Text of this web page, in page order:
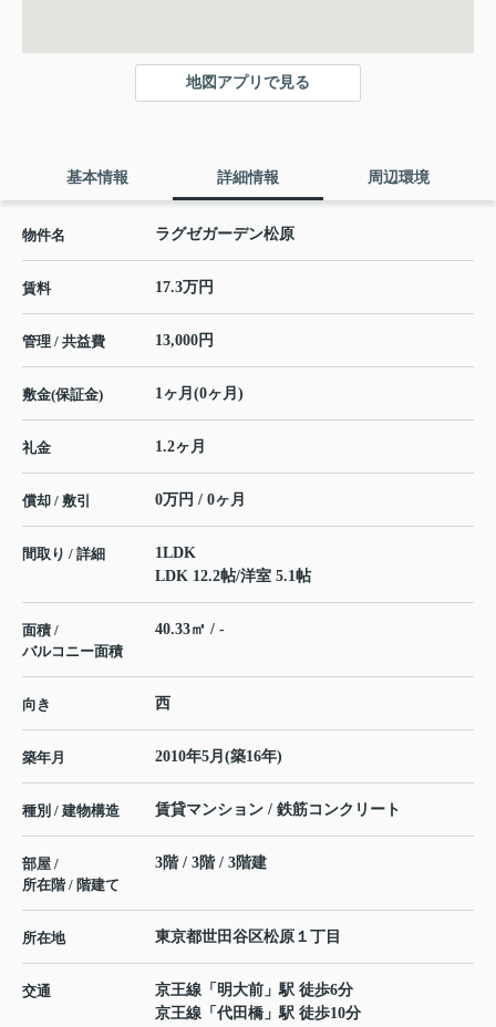
地図アプリで見る
基本情報 詳細情報 周辺環境
物件名 ラグゼガーデン松原
賃料 17.3万円
管理 / 共益費 13,000円
敷金(保証金) 1ヶ月(0ヶ月)
礼金 1.2ヶ月
償却 / 敷引 0万円 / 0ヶ月
間取り / 詳細
1LDK
LDK 12.2帖/洋室 5.1帖
面積 /
バルコニー面積
40.33㎡ / -
向き 西
築年月 2010年5月(築16年)
種別 / 建物構造 賃貸マンション / 鉄筋コンクリート
部屋 /
所在階 / 階建て
3階 / 3階 / 3階建
所在地 東京都世田谷区松原 １丁目
交通 京王線 「 明大前 」駅 徒歩6分
京王線 「 代田橋 」駅 徒歩10分